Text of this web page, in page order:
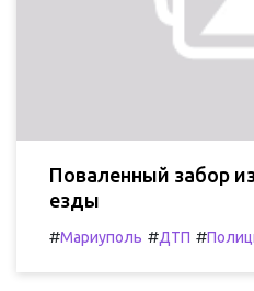
Поваленный забор
езды
#Мариуполь #ДТП #